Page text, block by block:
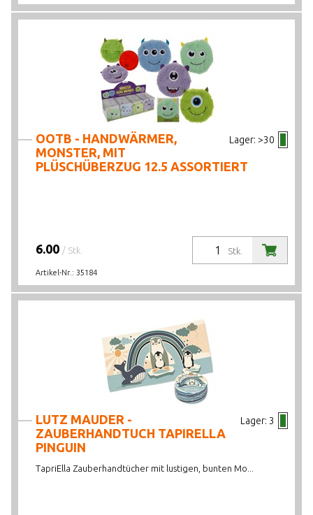
Lager: >30
OOTB - HANDWÄRMER,
MONSTER, MIT
PLÜSCHÜBERZUG 12.5 ASSORTIERT
Stk.
6.00 / Stk.
Artikel-Nr.: 35184
Lager: 3
LUTZ MAUDER -
ZAUBERHANDTUCH TAPIRELLA
PINGUIN
TapriElla Zauberhandtücher mit lustigen, bunten Mo...